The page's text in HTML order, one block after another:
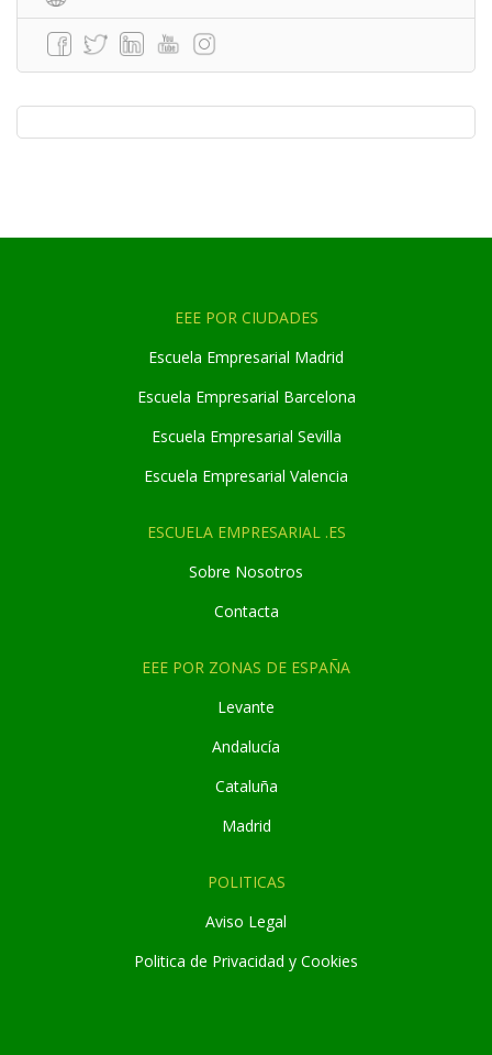
EEE POR CIUDADES
Escuela Empresarial Madrid
Escuela Empresarial Barcelona
Escuela Empresarial Sevilla
Escuela Empresarial Valencia
ESCUELA EMPRESARIAL .ES
Sobre Nosotros
Contacta
EEE POR ZONAS DE ESPAÑA
Levante
Andalucía
Cataluña
Madrid
POLITICAS
Aviso Legal
Politica de Privacidad y Cookies